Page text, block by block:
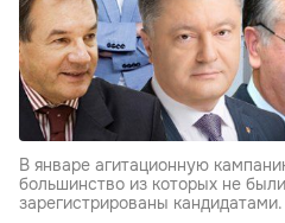
В январе агитационную
большинство из которых не
зарегистрированы кандидатами.